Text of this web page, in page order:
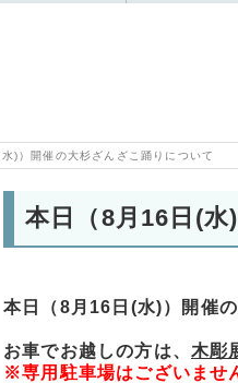
)）開催の大杉ざんざこ踊りについて
本日（8月16日(
本日（8月16日(水)）開催
お車でお越しの方は、 木彫
※専用駐車場はございませ